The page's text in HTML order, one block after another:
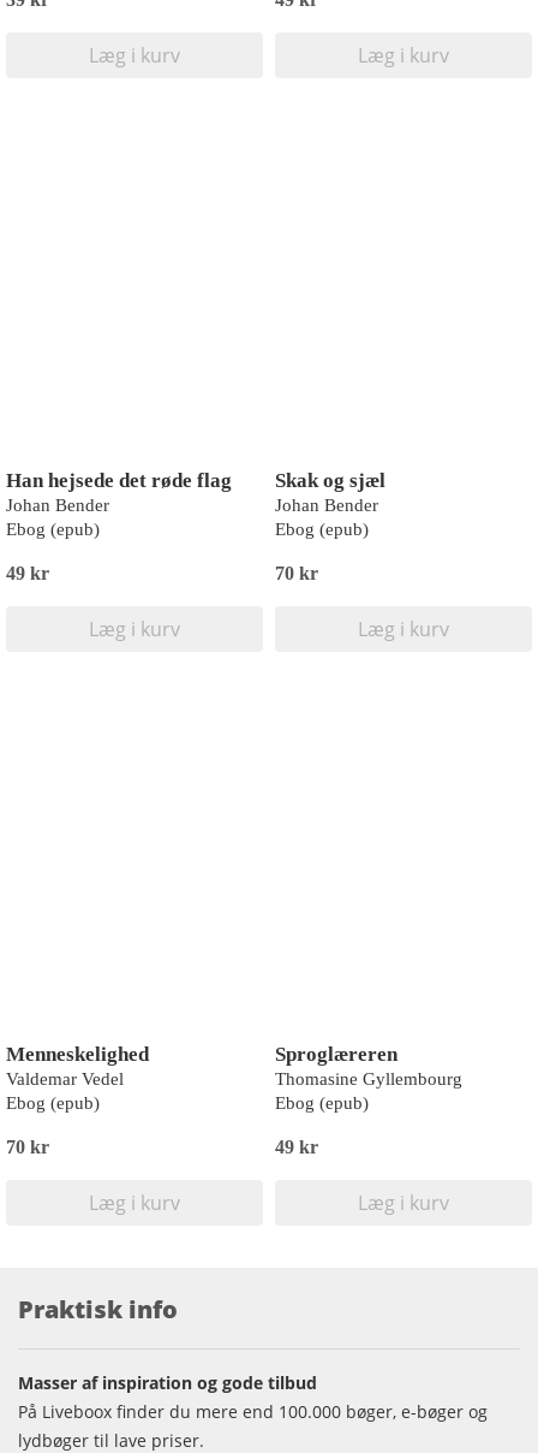
Læg i kurv Læg i kurv
Han hejsede det røde flag
Johan Bender
Ebog (epub)
49 kr
Læg i kurv
Skak og sjæl
Johan Bender
Ebog (epub)
70 kr
Læg i kurv
Menneskelighed
Valdemar Vedel
Ebog (epub)
70 kr
Læg i kurv
Sproglæreren
Thomasine Gyllembourg
Ebog (epub)
49 kr
Læg i kurv
Praktisk info
Masser af inspiration og gode tilbud
På Liveboox finder du mere end 100.000 bøger, e-bøger og
lydbøger til lave priser.